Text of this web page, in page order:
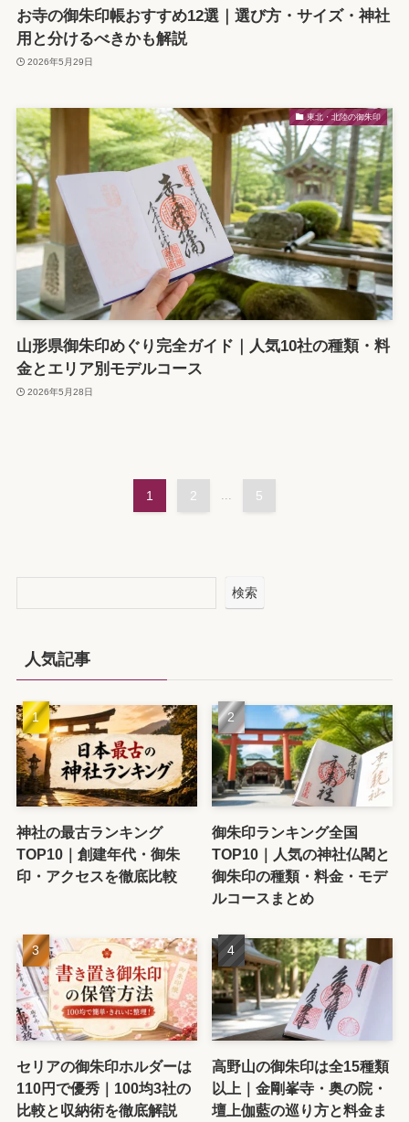
お寺の御朱印帳おすすめ12選｜選び方・サイズ・神社
用と分けるべきかも解説
2026年5月29日
東北・北陸の御朱印
山形県御朱印めぐり完全ガイド｜人気10社の種類・料
金とエリア別モデルコース
2026年5月28日
1 2 ... 5
検索
人気記事
神社の最古ランキング
TOP10｜創建年代・御朱
印・アクセスを徹底比較
御朱印ランキング全国
TOP10｜人気の神社仏閣と
御朱印の種類・料金・モデ
ルコースまとめ
セリアの御朱印ホルダーは
110円で優秀｜100均3社の
比較と収納術を徹底解説
高野山の御朱印は全15種類
以上｜金剛峯寺・奥の院・
壇上伽藍の巡り方と料金ま